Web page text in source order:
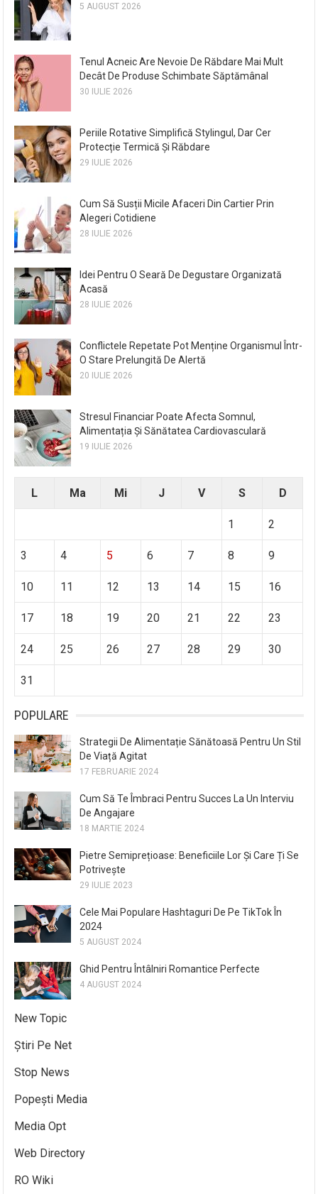
5 AUGUST 2026
Tenul Acneic Are Nevoie De Răbdare Mai Mult
Decât De Produse Schimbate Săptămânal
30 IULIE 2026
Periile Rotative Simplifică Stylingul, Dar Cer
Protecție Termică Și Răbdare
29 IULIE 2026
Cum Să Susții Micile Afaceri Din Cartier Prin
Alegeri Cotidiene
28 IULIE 2026
Idei Pentru O Seară De Degustare Organizată
Acasă
28 IULIE 2026
Conflictele Repetate Pot Menține Organismul Într-
O Stare Prelungită De Alertă
20 IULIE 2026
Stresul Financiar Poate Afecta Somnul,
Alimentația Și Sănătatea Cardiovasculară
19 IULIE 2026
L Ma Mi J V S D
1 2
3 4 5 6 7 8 9
10 11 12 13 14 15 16
17 18 19 20 21 22 23
24 25 26 27 28 29 30
31
POPULARE
Strategii De Alimentație Sănătoasă Pentru Un Stil
De Viață Agitat
17 FEBRUARIE 2024
Cum Să Te Îmbraci Pentru Succes La Un Interviu
De Angajare
18 MARTIE 2024
Pietre Semiprețioase: Beneficiile Lor Și Care Ți Se
Potrivește
29 IULIE 2023
Cele Mai Populare Hashtaguri De Pe TikTok În
2024
5 AUGUST 2024
Ghid Pentru Întâlniri Romantice Perfecte
4 AUGUST 2024
New Topic
Știri Pe Net
Stop News
Popești Media
Media Opt
Web Directory
RO Wiki